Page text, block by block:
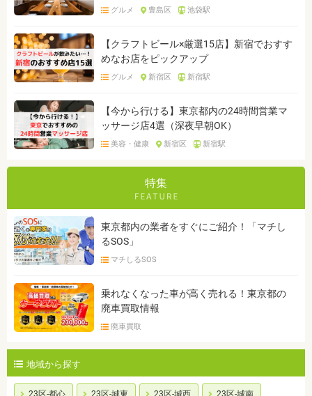
グルメ 豊島区 池袋駅
【クラフトビール×厳選15店】新宿でおすす
めなお店をピックアップ
グルメ 新宿区 新宿駅
【今から行ける】東京都内の24時間営業マ
ッサージ店4選（深夜早朝OK）
美容・健康 新宿区 新宿駅
特集
東京都内の業者をすぐにご紹介！「マチし
るSOS」
マチしるSOS
乗れなくなった車が高く売れる！東京都の
廃車買取情報
廃車買取
地域から探す
23区-都心 23区-城東 23区-城西 23区-城南